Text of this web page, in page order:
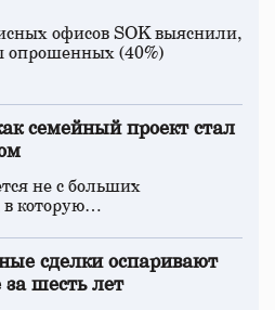
офисов SOK выяснили,
опрошенных (40%)
семейный проект стал
не с больших
в которую…
сделки оспаривают
шесть лет